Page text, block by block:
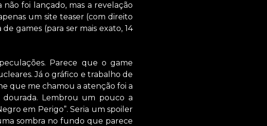
foi lançado, mas a revelação
um site teaser (com direito
games (para ser mais exato, 14
Parece que o game
Já o gráfico e trabalho de
que me chamou a atenção foi a
Lembrou um pouco a
em Perigo”. Seria um spoiler
sombra no fundo que parece